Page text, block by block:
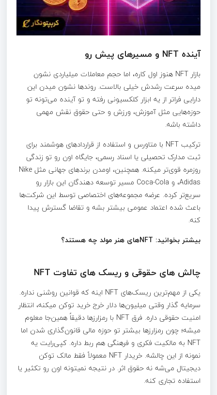
آینده NFT و مسیرهای پیش رو
بازار NFT هنوز اول کاره، اما حجم معاملات میلیاردی نشون
میده سرعت رشدش خیلی بالاست. روندها نشون میدن این
دارایی فراتر از یه ابزار کلکسیونی رفته و تو آینده می‌تونه تو
حوزه‌هایی مثل آموزش، ورزش و حتی حقوق نقش مهمی
داشته باشه.
ترکیب NFT با متاورس و استفاده از قراردادهای هوشمند برای
ثبت مدارک تحصیلی یا اسناد رسمی، جایگاه اون رو تو زندگی
روزمره قوی‌تر میکنه. همچنین، اومدن برندهای جهانی مثل Nike
،Adidas و Coca-Cola مسیر توسعه دهندگان این بازار رو
سریع‌تر کرده. عرضه مجموعه‌های اختصاصی توسط این شرکت‌ها
باعث شده اعتماد عمومی بیشتر بشه و تقاضا گسترش پیدا
کنه.
بیشتر بخوانید: NFT‌های هنر مولد چه هستند؟
چالش های حقوقی و ریسک های تفاوت NFT
یکی از مهم‌ترین ریسک‌های NFT اینه که قوانین روشنی نداره.
سرمایه گذار وقتی میلیون‌ها دلار خرج خرید توکن میکنه، انتظار
امنیت حقوقی داره. فرق NFT با رمزارزها دقیقاً همین‌جا معلوم
میشه؛ چون رمزارزها بیشتر تو حوزه مالی قانون‌گذاری شدن اما
NFT به مالکیت فکری و فرهنگی هم ربط داره. کپی‌رایت یه
نمونه از این چالشه. خریدار NFT معمولاً فقط مالک توکن
دیجیتال می‌شه نه حقوق اثر. در نتیجه نمیتونه اون رو تکثیر یا
استفاده تجاری کنه.